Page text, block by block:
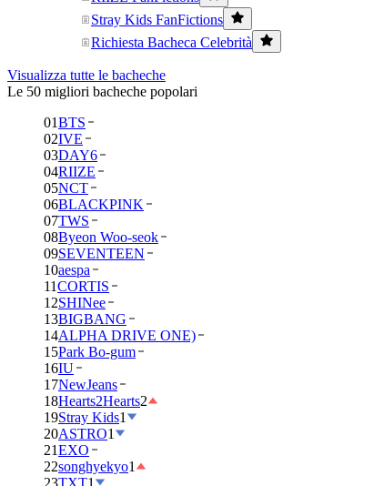
Stray Kids FanFictions
Richiesta Bacheca Celebrità
Visualizza tutte le bacheche
Le 50 migliori bacheche popolari
01BTS
02IVE
03DAY6
04RIIZE
05NCT
06BLACKPINK
07TWS
08Byeon Woo-seok
09SEVENTEEN
10aespa
11CORTIS
12SHINee
13BIGBANG
14ALPHA DRIVE ONE)
15Park Bo-gum
16IU
17NewJeans
18Hearts2Hearts2
19Stray Kids1
20ASTRO1
21EXO
22songhyekyo1
23TXT1